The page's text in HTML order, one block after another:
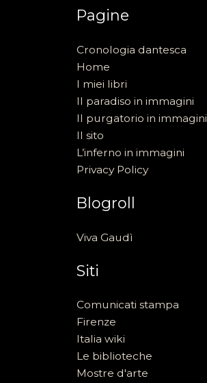
Pagine
Cronologia dantesca
Home
I miei libri
Il paradiso in immagini
Il purgatorio in immagini
Il sito
L’inferno in immagini
Privacy Policy
Blogroll
Viva Gaudì
Siti
Comunicati stampa
Firenze
Italia wiki
Le biblioteche
Mostre d'arte